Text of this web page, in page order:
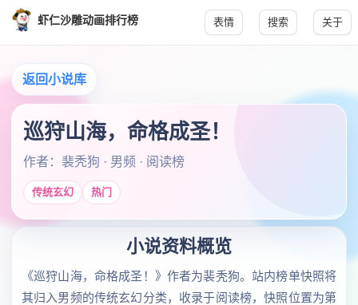
虾仁沙雕动画排行榜 表情 搜索 关于
返回小说库
巡狩山海，命格成圣！
作者：裴秃狗 · 男频 · 阅读榜
传统玄幻 热门
小说资料概览
《巡狩山海，命格成圣！》作者为裴秃狗。站内榜单快照将
其归入男频的传统玄幻分类，收录于阅读榜，快照位置为第